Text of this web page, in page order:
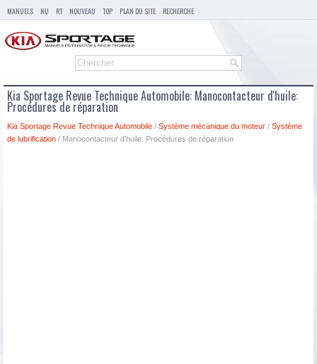
MANUELS NU RT NOUVEAU TOP PLAN DU SITE RECHERCHE
Kia Sportage Revue Technique Automobile: Manocontacteur d'huile:
Procédures de réparation
Kia Sportage Revue Technique Automobile / Système mécanique du moteur / Système
de lubrification / Manocontacteur d'huile: Procédures de réparation